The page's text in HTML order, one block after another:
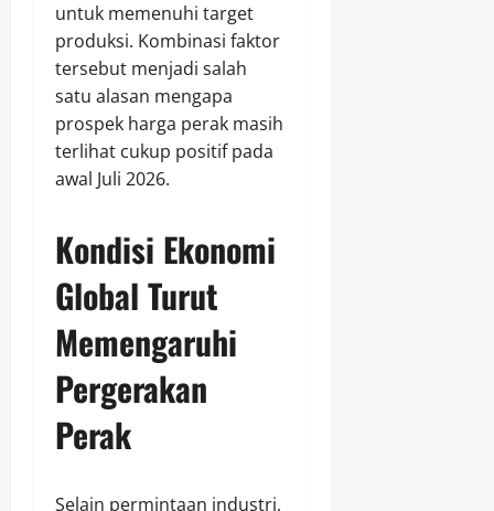
untuk memenuhi target
produksi. Kombinasi faktor
tersebut menjadi salah
satu alasan mengapa
prospek harga perak masih
terlihat cukup positif pada
awal Juli 2026.
Kondisi Ekonomi
Global Turut
Memengaruhi
Pergerakan
Perak
Selain permintaan industri,